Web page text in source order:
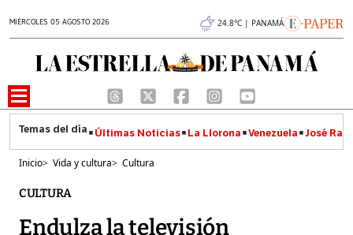
MIÉRCOLES 05 AGOSTO 2026 24.8°C | PANAMÁ
Últimas Noticias La Llorona Venezuela José
Inicio> Vida y cultura> Cultura
CULTURA
Endulza la televisión